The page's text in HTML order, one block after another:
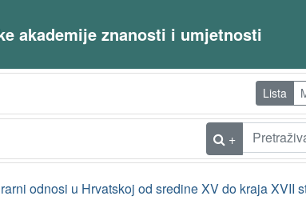
akademije znanosti i umjetnosti
Lista
+
odnosi u Hrvatskoj od sredine XV do kraja XVII